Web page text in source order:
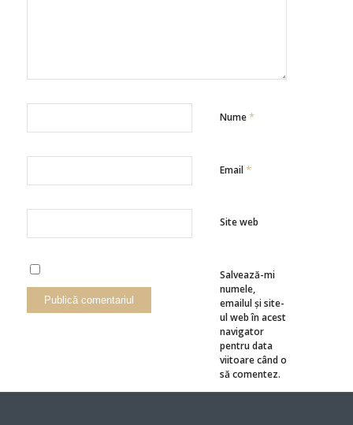
Nume*
Email*
Site web
Salvează-mi
numele,
emailul și site-
ul web în acest
navigator
pentru data
viitoare când o
să comentez.